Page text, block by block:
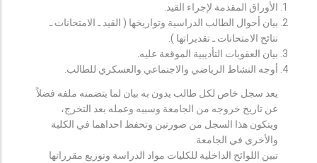
الأوراق المقدمة لإجراء القيد.
بيان أحوال الطالب الدراسية وتواريخها ( القيد ـ الامتحانات ـ
نتائح الامتحانات ـ تقديراتها ).
بيان العقوبات التأديبية الموقعة عليه.
أوجه النشاط الرياضي والاجتماعي والعسكري للطالب.
يعد سجل خاص لكل طالب يدون به بيان لما يتضمنه ملفه فضلاً
عن تاريخ خروجه من الجامعة وسببه وعمله بعد التخرج،
ويتكون هذا السجل من صورتين وتحفظ احداهما في الكلية
والأخرى في الجامعة.
تبين اللوائح الداخلية للكليات مواد الدراسة وتوزيع مقرراتها